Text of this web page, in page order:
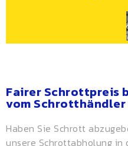
Fairer Schrottpreis
vom Schrotthändler
Haben Sie Schrott
unsere Schrottabholung in